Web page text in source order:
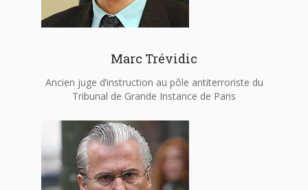
Marc Trévidic
Ancien juge d’instruction au pôle antiterroriste du
Tribunal de Grande Instance de Paris